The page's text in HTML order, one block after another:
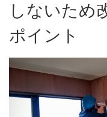
しないため
ポイント